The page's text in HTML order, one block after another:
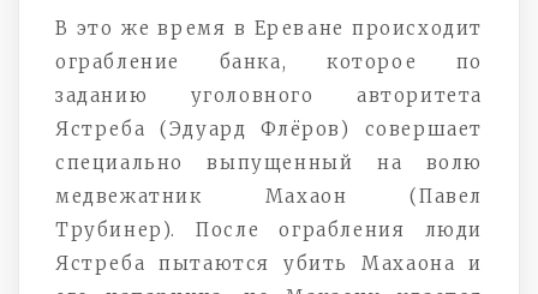
В это же время в Ереване происходит
ограбление банка, которое по
заданию уголовного авторитета
Ястреба (Эдуард Флёров) совершает
специально выпущенный на волю
медвежатник Махаон (Павел
Трубинер). После ограбления люди
Ястреба пытаются убить Махаона и